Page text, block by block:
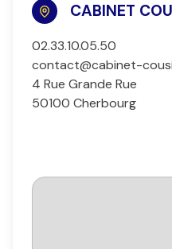
CABINET
02.33.10.05.50
contact@cabinet-
4 Rue Grande Rue
50100 Cherbourg